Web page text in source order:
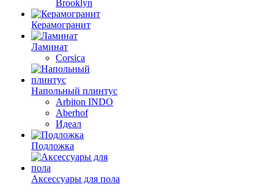
Brooklyn
Керамогранит
Ламинат
Corsica
Напольный плинтус
Arbiton INDO
Aberhof
Идеал
Подложка
Аксессуары для пола